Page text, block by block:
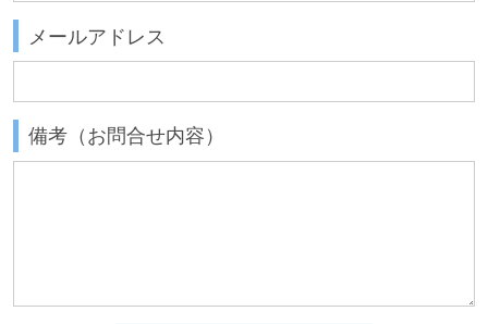
メールアドレス
備考（お問合せ内容）